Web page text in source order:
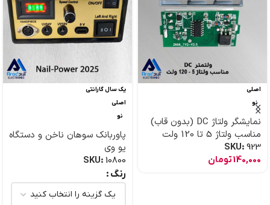
اصلی
نو
نمایشگر ولتاژ DC (بدون قاب)
مناسب ولتاژ 5 تا 120 ولت
SKU: 923
140,000تومان
یک سال گارانتی
اصلی
نو
پاوربانک سوهان ناخن و دستگاه
یو وی
SKU: 10800
رنگ